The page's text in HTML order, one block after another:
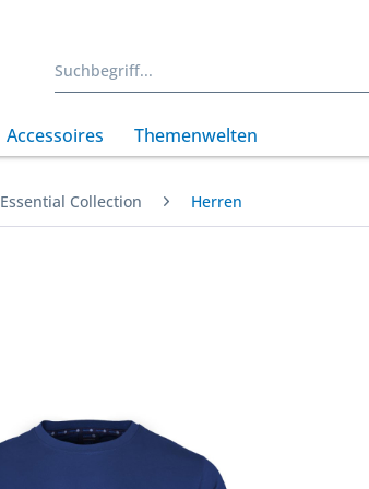
Accessoires Themenwelten
Essential Collection Herren